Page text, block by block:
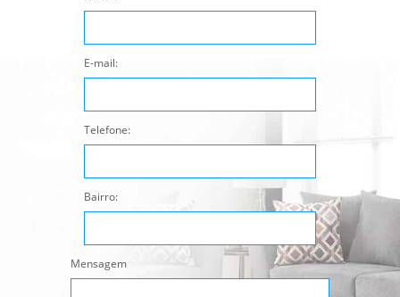
E-mail:
Telefone:
Bairro:
Mensagem